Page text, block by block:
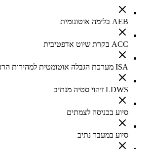
AEB בלימה אוטונומית
ACC בקרת שיוט אדפטיבית
ISA מערכת הגבלה אוטומטית למהירות הרכב
LDWS זיהוי סטיה מנתיב
סיוע בכניסה לצמתים
סיוע במעבר נתיב